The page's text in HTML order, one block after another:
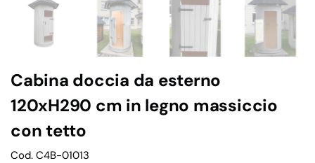
Cabina doccia da esterno
120xH290 cm in legno massiccio
con tetto
Cod. C4B-01013